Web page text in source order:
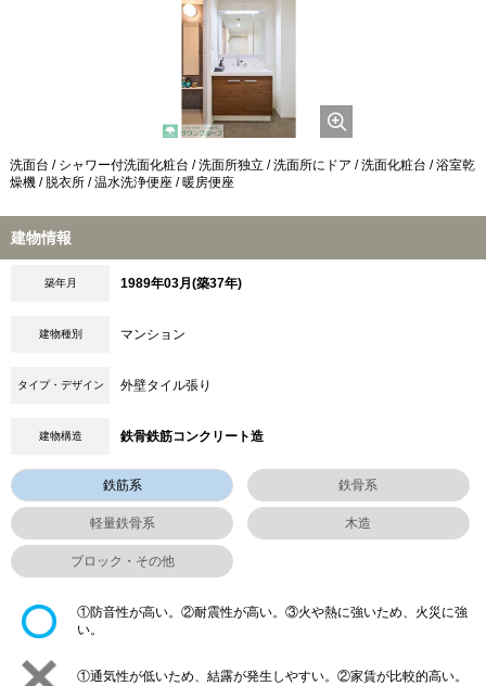
洗面台 / シャワー付洗面化粧台 / 洗面所独立 / 洗面所にドア / 洗面化粧台 / 浴室乾
燥機 / 脱衣所 / 温水洗浄便座 / 暖房便座
建物情報
築年月 1989年03月(築37年)
建物種別 マンション
タイプ・デザイン 外壁タイル張り
建物構造 鉄骨鉄筋コンクリート造
鉄筋系 鉄骨系
軽量鉄骨系 木造
ブロック・その他
①防音性が高い。②耐震性が高い。③火や熱に強いため、火災に強
い。
①通気性が低いため、結露が発生しやすい。②家賃が比較的高い。